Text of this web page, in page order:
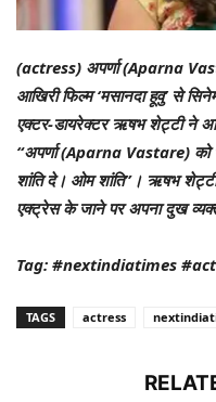
(actress) अपर्णा (Aparna
आखिरी फिल्म ‘मसानदा हूवु’ से
एक्टर-डायरेक्टर ऋषभ शेट्टी ने
“अपर्णा (Aparna Vastare) को
शांति दे। ओम शांति”। ऋषभ
एक्ट्रेस के जाने पर अपना दुख
Tag: #nextindiatimes
TAGS actress